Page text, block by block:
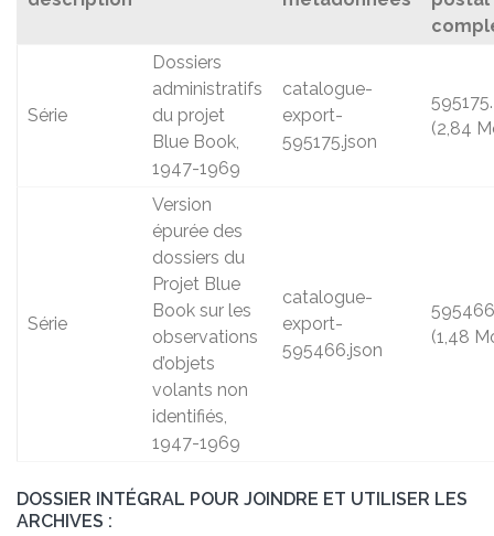
Série
Dossiers
administratifs
du projet
Blue Book,
1947-1969
catalogue-
export-
595175.json
(2,84
Série
Version
épurée des
dossiers du
Projet Blue
Book sur les
observations
d’objets
volants non
identifiés,
1947-1969
catalogue-
export-
595466.json
(1,48
DOSSIER INTÉGRAL POUR JOINDRE ET UTILISER LES
ARCHIVES :